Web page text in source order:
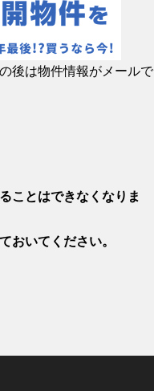
後は物件情報がメールで
ことはできなくなりま
おいてください。